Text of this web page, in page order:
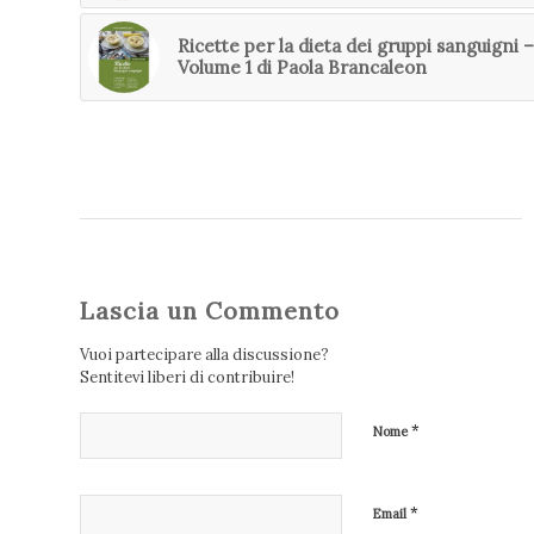
Ricette per la dieta dei gruppi sanguigni –
Volume 1 di Paola Brancaleon
Lascia un Commento
Vuoi partecipare alla discussione?
Sentitevi liberi di contribuire!
Nome*
Email *